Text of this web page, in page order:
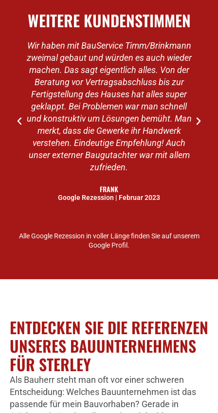
WEITERE KUNDENSTIMMEN
Wir haben mit BauService Timm/Brinkmann
zweimal gebaut und würden es auch wieder
machen. Das sagt eigentlich alles. Von der
Beratung vor Vertragsabschluss bis zur
Fertigstellung des Hauses hat alles super
geklappt. Bei Problemen war man schnell
und konstruktiv um Lösungen bemüht. Man
merkt, dass die Gewerke ihr Handwerk
verstehen. Eindeutige Empfehlung! Auch
unser externer Baugutachter war mit allem
zufrieden.
FRANK
Google Rezession | Februar 2023
Alle Google Rezession in voller Länge finden Sie auf unserem
Google Profil.
ENTDECKEN SIE DIE REFERENZEN
UNSERES BAUUNTERNEHMENS
FÜR STERLEY
Als Bauherr steht man oft vor einer schweren
Entscheidung: Welches Bauunternehmen ist das
passende für mein Bauvorhaben? Gerade in